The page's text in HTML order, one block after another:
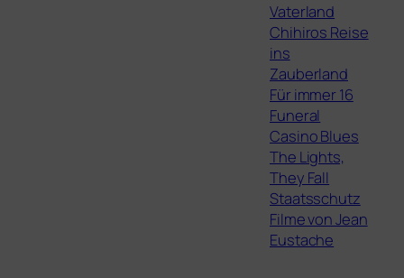
Vaterland
Chihiros Reise
ins
Zauberland
Für immer 16
Funeral
Casino Blues
The Lights,
They Fall
Staatsschutz
Filme von Jean
Eustache